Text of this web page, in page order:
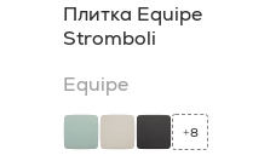
Плитка Equipe
Stromboli
Equipe
+8